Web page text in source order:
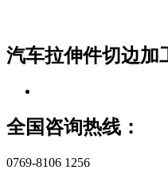
汽车拉伸件切边加
全国咨询热线：
0769-8106 1256